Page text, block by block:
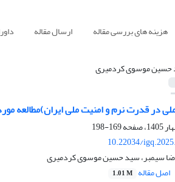
هزینه های بررسی مقاله ارسال مقاله
موسوی کردمیری
قدرت نرم و امنیت ملی ایران)مطالعه
169-198
10.22034/
سیمبر، سید حسین موسوی کردمیری
اصل مقاله 1.01 M